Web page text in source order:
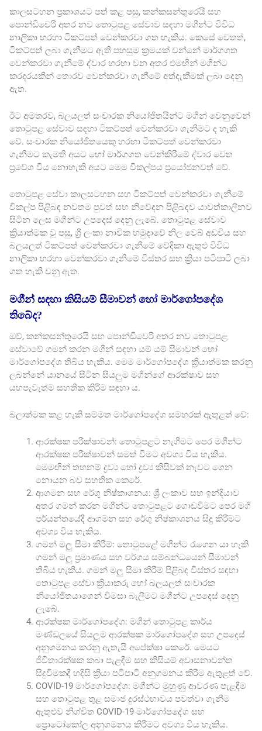
කාලසටහන ප්‍රකාශයට පත් කළ පසු, කන්කසන්තුරෙයි සහ
පොන්ඩිචෙරි අතර නව තොටුපළ සේවාව සඳහා මගීන්ට විවිධ
නාලිකා හරහා ටිකට්පත් වෙන්කරවා ගත හැකිය. කෙසේ වෙතත්,
ටිකට්පත් ලබා ගැනීමට ඇති පහසුම ක්‍රමයක් වන්නේ මාර්ගගත
වෙන්කරවා ගැනීමේ ද්වාර හරහා වන අතර එමඟින් මගීන්ට
කරදරයකින් තොරව වෙන්කරවා ගැනීමේ අත්දැකීමක් ලබා දෙනු
ඇත.
ඊට අමතරව, බලයලත් සංචාරක නියෝජිතයින්ට මගීන් වෙනුවෙන්
තොටුපළ සේවාව සඳහා ටිකට්පත් වෙන්කරවා ගැනීමට ද හැකි
වේ. සංචාරක නියෝජිතයෙකු හරහා ටිකට්පත් වෙන්කරවා
ගැනීමට කැමති අයට හෝ මාර්ගගත වෙන්කිරීමේ ද්වාර වෙත
ප්‍රවේශ විය නොහැකි අයට මෙම විකල්පය ප්‍රයෝජනවත් වේ.
තොටුපළ සේවා කාලසටහන සහ ටිකට්පත් වෙන්කරවා ගැනීමේ
විකල්ප පිළිබඳ නවතම පුවත් සහ නිවේදන පිළිබඳව යාවත්කාලීනව
සිටින ලෙස මගීන්ට උපදෙස් දෙනු ලැබේ. තොටුපළ සේවාව
ක්‍රියාත්මක වූ පසු, ශ්‍රී ලංකා නාවික හමුදාවේ නිල වෙබ් අඩවිය සහ
බලයලත් ටිකට්පත් වෙන්කරවා ගැනීමේ වේදිකා ඇතුළු විවිධ
නාලිකා හරහා වෙන්කරවා ගැනීමේ විස්තර සහ ක්‍රියා පටිපාටි ලබා
ගත හැකි වනු ඇත.
මගීන් සඳහා කිසියම් සීමාවන් හෝ මාර්ගෝපදේශ
තිබේද?
ඔව්, කන්කසන්තුරෙයි සහ පොන්ඩිචෙරි අතර නව තොටුපළ
සේවාවේ ගමන් කරන මගීන් සඳහා යම් යම් සීමාවන් හෝ
මාර්ගෝපදේශ තිබිය හැකිය. මෙම මාර්ගෝපදේශ ක්‍රියාත්මක කරනු
ලබන්නේ යානයේ සිටින සියලුම මගීන්ගේ ආරක්ෂාව සහ
යහපැවැත්ම සහතික කිරීම සඳහා ය.
බලාත්මක කළ හැකි සම්මත මාර්ගෝපදේශ සමහරක් ඇතුළත් වේ:
ආරක්ෂක පරීක්ෂාවන්: තොටුපළට නැගීමට පෙර මගීන්ට
ආරක්ෂක පරීක්ෂාවන් සමත් වීමට අවශ්‍ය විය හැකිය.
මෙමඟින් තහනම් ද්‍රව්‍ය හෝ ද්‍රව්‍ය කිසිවක් නැවට ගෙන
නොයන බව සහතික කෙරේ.
ආගමන සහ රේගු නිෂ්කාශනය: ශ්‍රී ලංකාව සහ ඉන්දියාව
අතර ගමන් කරන මගීන්ට තොටුපළට ගොඩවීමට පෙර මගී
පර්යන්තයේදී ආගමන සහ රේගු නිෂ්කාශනය සිදු කිරීමට
අවශ්‍ය විය හැකිය.
ගමන් මලු සීමා කිරීම්: තොටුපළේ මගීන්ට රැගෙන යා හැකි
ගමන් මලු ප්‍රමාණය සහ වර්ගය සම්බන්ධයෙන් සීමාවන්
තිබිය හැකිය. ගමන් මලු සීමා කිරීම් පිළිබඳ විස්තර සඳහා
තොටුපළ සේවා ක්‍රියාකරු හෝ බලයලත් සංචාරක
නියෝජිතයාගෙන් විමසා බැලීමට මගීන්ට උපදෙස් දෙනු
ලැබේ.
ආරක්ෂක මාර්ගෝපදේශ: මගීන් තොටුපළ කාර්ය
මණ්ඩලයේ සියලුම ආරක්ෂක මාර්ගෝපදේශ සහ උපදෙස්
අනුගමනය කරනු ඇතැයි අපේක්ෂා කෙරේ. මෙයට
ජීවිතාරක්ෂක කබා පැළඳීම සහ කිසියම් අවාසනාවන්ත
සිදුවීමකදී හදිසි ක්‍රියා පටිපාටි අනුගමනය කිරීම ඇතුළත් වේ.
COVID-19 මාර්ගෝපදේශ: මගීන්ට මුහුණු ආවරණ පැළඳීම
සහ තොටුපළ තුළ සමාජ දුරස්ථභාවය පවත්වා ගැනීම
ඇතුළුව නිශ්චිත COVID-19 මාර්ගෝපදේශ සහ
ප්‍රොටෝකෝල අනුගමනය කිරීමට අවශ්‍ය විය හැකිය.